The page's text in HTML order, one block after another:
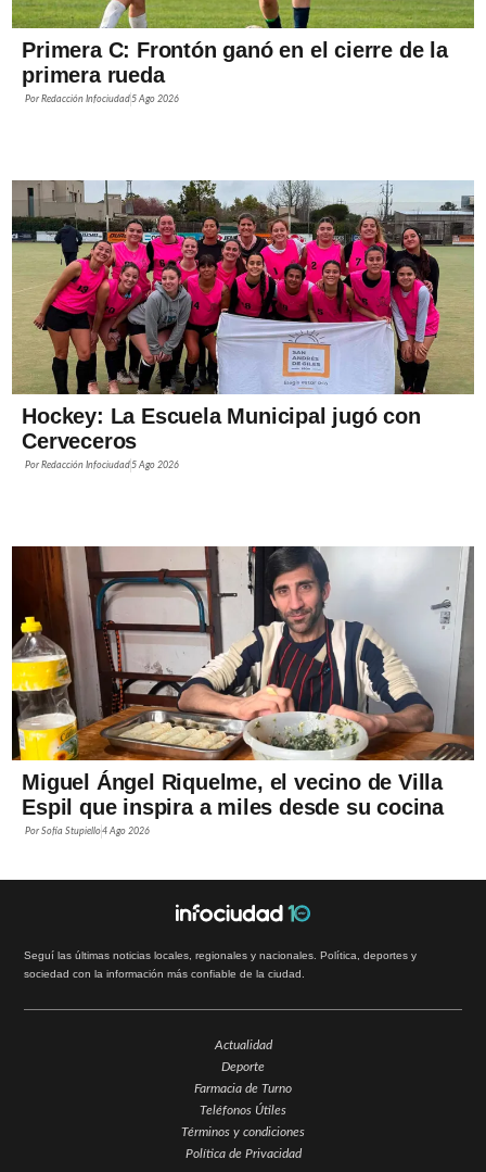
Primera C: Frontón ganó en el cierre de la
primera rueda
PorRedacción Infociudad5 Ago 2026
Hockey: La Escuela Municipal jugó con
Cerveceros
PorRedacción Infociudad5 Ago 2026
Miguel Ángel Riquelme, el vecino de Villa
Espil que inspira a miles desde su cocina
PorSofía Stupiello4 Ago 2026
Seguí las últimas noticias locales, regionales y nacionales. Política, deportes y
sociedad con la información más confiable de la ciudad.
Actualidad
Deporte
Farmacia de Turno
Teléfonos Útiles
Términos y condiciones
Política de Privacidad